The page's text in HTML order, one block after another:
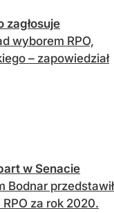
zagłosuje
wyborem RPO,
– zapowiedział
w Senacie
Bodnar przedstawił
za rok 2020.